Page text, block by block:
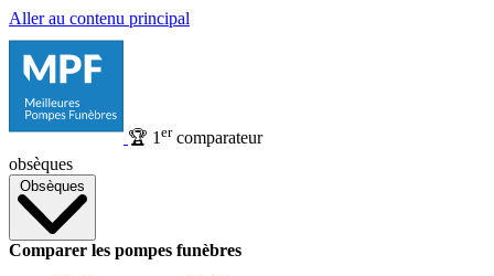
Aller au contenu principal
🏆 1 ercomparateur
obsèques
Obsèques
Comparer les pompes funèbres